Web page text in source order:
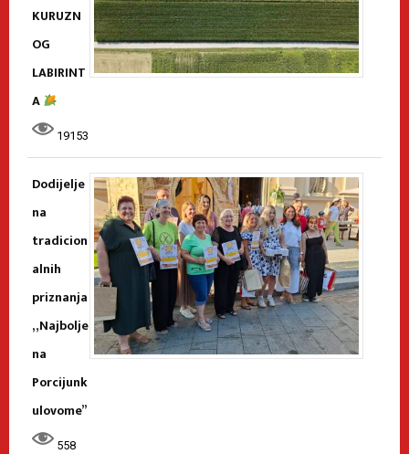
KURUZN
OG
LABIRINT
A
19153
Dodijelje
na
tradicion
alnih
priznanja
„Najbolje
na
Porcijunk
ulovome”
558